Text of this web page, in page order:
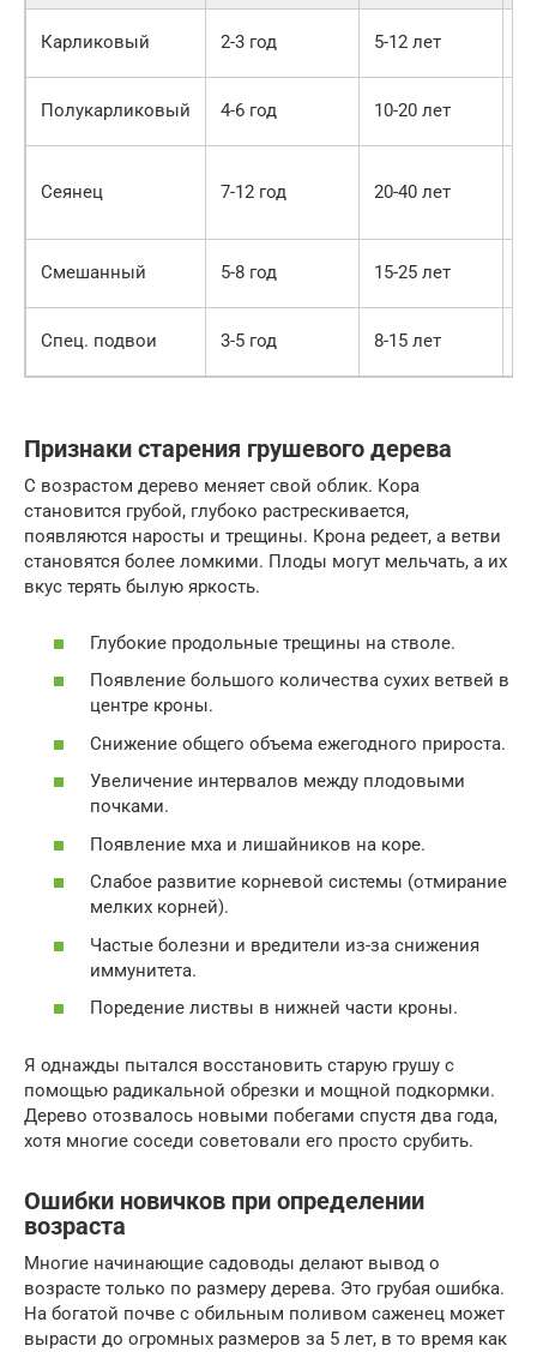
Карликовый 2-3 год 5-12 лет
Полукарликовый 4-6 год 10-20 лет
Сеянец 7-12 год 20-40 лет
Смешанный 5-8 год 15-25 лет
Спец. подвои 3-5 год 8-15 лет
Признаки старения грушевого дерева
С возрастом дерево меняет свой облик. Кора
становится грубой, глубоко растрескивается,
появляются наросты и трещины. Крона редеет, а ветви
становятся более ломкими. Плоды могут мельчать, а их
вкус терять былую яркость.
Глубокие продольные трещины на стволе.
Появление большого количества сухих ветвей в
центре кроны.
Снижение общего объема ежегодного прироста.
Увеличение интервалов между плодовыми
почками.
Появление мха и лишайников на коре.
Слабое развитие корневой системы (отмирание
мелких корней).
Частые болезни и вредители из-за снижения
иммунитета.
Поредение листвы в нижней части кроны.
Я однажды пытался восстановить старую грушу с
помощью радикальной обрезки и мощной подкормки.
Дерево отозвалось новыми побегами спустя два года,
хотя многие соседи советовали его просто срубить.
Ошибки новичков при определении
возраста
Многие начинающие садоводы делают вывод о
возрасте только по размеру дерева. Это грубая ошибка.
На богатой почве с обильным поливом саженец может
вырасти до огромных размеров за 5 лет, в то время как